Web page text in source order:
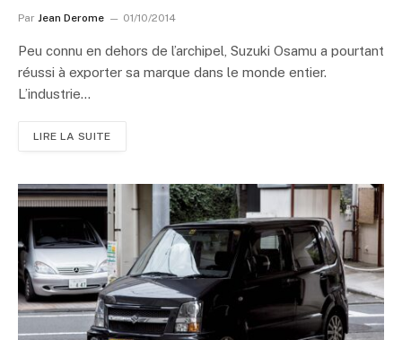
Par Jean Derome 01/10/2014
Peu connu en dehors de l’archipel, Suzuki Osamu a pourtant
réussi à exporter sa marque dans le monde entier.
L’industrie…
LIRE LA SUITE